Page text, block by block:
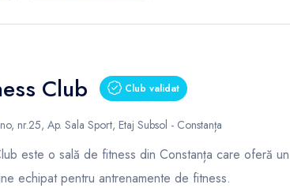
Club Club validat
nr.25, Ap. Sala Sport, Etaj Subsol - Constanța
este o sală de fitness din Constanța care oferă
echipat pentru antrenamente de fitness.